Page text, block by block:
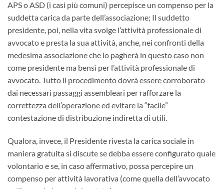
APS o ASD (i casi più comuni) percepisce un compenso per la
suddetta carica da parte dell’associazione; Il suddetto
presidente, poi, nella vita svolge l’attività professionale di
avvocato e presta la sua attività, anche, nei confronti della
medesima associazione che lo pagherà in questo caso non
come presidente ma bensì per l’attività professionale di
avvocato. Tutto il procedimento dovrà essere corroborato
dai necessari passaggi assembleari per rafforzare la
correttezza dell’operazione ed evitare la “facile”
contestazione di distribuzione indiretta di utili.
Qualora, invece, il Presidente rivesta la carica sociale in
maniera gratuita si discute se debba essere configurato quale
volontario e se, in caso affermativo, possa percepire un
compenso per attività lavorativa (come quella dell’avvocato